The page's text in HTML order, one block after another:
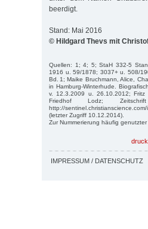
beerdigt.
Stand: Mai 2016
© Hildgard Thevs mit
Quellen: 1; 4; 5; StaH 332-5
1916 u. 59/1878; 3037+ u. 508/
Bd. 1; Maike Bruchmann, Alice,
in Hamburg-Winterhude.
v. 12.3.2009 u. 26.10.2012; Fritz
Friedhof Lodz;
http://
(letzter Zugriff 10.12.2014).
Zur Nummerierung häufig
IMPRESSUM / DATENSCHUTZ